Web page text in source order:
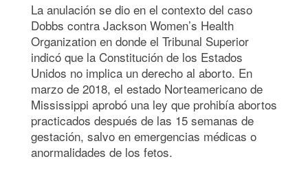
La anulación se dio en el contexto del caso
Dobbs contra Jackson Women’s Health
Organization en donde el Tribunal Superior
indicó que la Constitución de los Estados
Unidos no implica un derecho al aborto. En
marzo de 2018, el estado Norteamericano de
Mississippi aprobó una ley que prohibía abortos
practicados después de las 15 semanas de
gestación, salvo en emergencias médicas o
anormalidades de los fetos.